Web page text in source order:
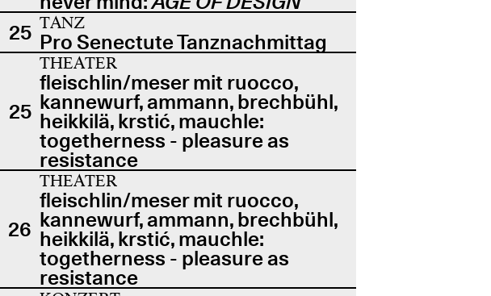
25 TANZ
Pro Senectute Tanznachmittag
25
THEATER
fleischlin/meser mit ruocco,
kannewurf, ammann, brechbühl,
heikkilä, krstić, mauchle:
togetherness - pleasure as
resistance
26
THEATER
fleischlin/meser mit ruocco,
kannewurf, ammann, brechbühl,
heikkilä, krstić, mauchle:
togetherness - pleasure as
resistance